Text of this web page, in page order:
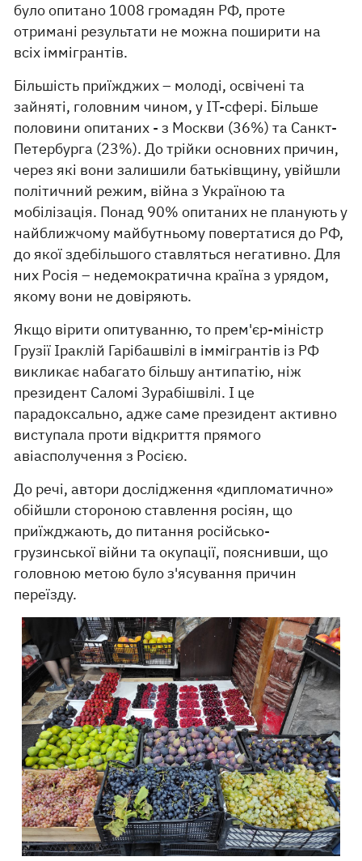
було опитано 1008 громадян РФ, проте
отримані результати не можна поширити на
всіх іммігрантів.
Більшість приїжджих – молоді, освічені та
зайняті, головним чином, у IT-сфері. Більше
половини опитаних - з Москви (36%) та Санкт-
Петербурга (23%). До трійки основних причин,
через які вони залишили батьківщину, увійшли
політичний режим, війна з Україною та
мобілізація. Понад 90% опитаних не планують у
найближчому майбутньому повертатися до РФ,
до якої здебільшого ставляться негативно. Для
них Росія – недемократична країна з урядом,
якому вони не довіряють.
Якщо вірити опитуванню, то прем'єр-міністр
Грузії Іраклій Гарібашвілі в іммігрантів із РФ
викликає набагато більшу антипатію, ніж
президент Саломі Зурабішвілі. І це
парадоксально, адже саме президент активно
виступала проти відкриття прямого
авіасполучення з Росією.
До речі, автори дослідження «дипломатично»
обійшли стороною ставлення росіян, що
приїжджають, до питання російсько-
грузинської війни та окупації, пояснивши, що
головною метою було з'ясування причин
переїзду.